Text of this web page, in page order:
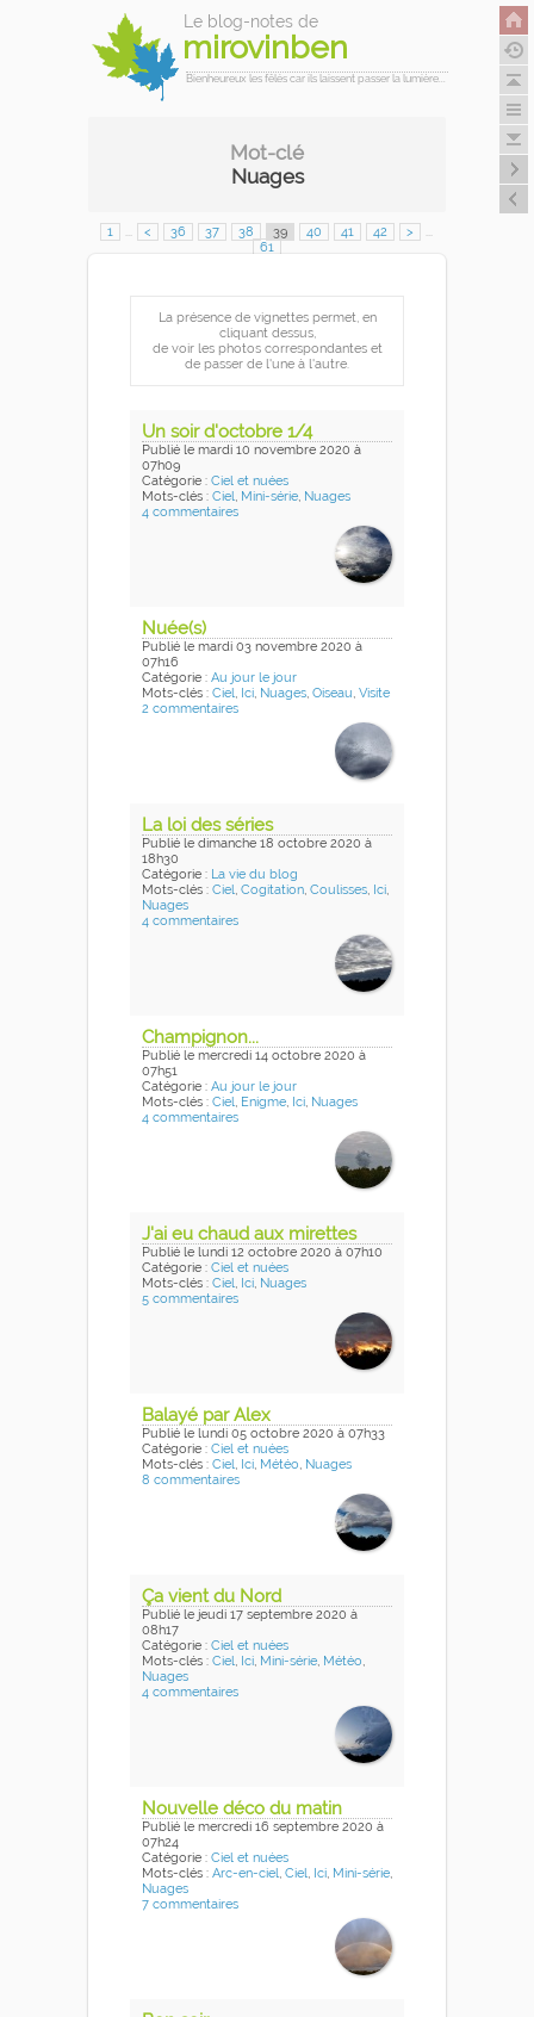
Le blog-notes de
mirovinben
Bienheureux les fêlés car ils laissent passer la lumière...
Mot-clé
Nuages
1 ... < 36 37 38 39 40 41 42 >
...
61
La présence de vignettes permet, en
cliquant dessus,
de voir les photos correspondantes et
de passer de l'une à l'autre.
Un soir d'octobre 1/4
Publié le mardi 10 novembre 2020 à
07h09
Catégorie : Ciel et nuées
Mots-clés : Ciel, Mini-série, Nuages
4 commentaires
Nuée(s)
Publié le mardi 03 novembre 2020 à
07h16
Catégorie : Au jour le jour
Mots-clés : Ciel, Ici, Nuages, Oiseau, Visite
2 commentaires
La loi des séries
Publié le dimanche 18 octobre 2020 à
18h30
Catégorie : La vie du blog
Mots-clés : Ciel, Cogitation, Coulisses, Ici,
Nuages
4 commentaires
Champignon...
Publié le mercredi 14 octobre 2020 à
07h51
Catégorie : Au jour le jour
Mots-clés : Ciel, Enigme, Ici, Nuages
4 commentaires
J'ai eu chaud aux mirettes
Publié le lundi 12 octobre 2020 à 07h10
Catégorie : Ciel et nuées
Mots-clés : Ciel, Ici, Nuages
5 commentaires
Balayé par Alex
Publié le lundi 05 octobre 2020 à 07h33
Catégorie : Ciel et nuées
Mots-clés : Ciel, Ici, Météo, Nuages
8 commentaires
Ça vient du Nord
Publié le jeudi 17 septembre 2020 à
08h17
Catégorie : Ciel et nuées
Mots-clés : Ciel, Ici, Mini-série, Météo,
Nuages
4 commentaires
Nouvelle déco du matin
Publié le mercredi 16 septembre 2020 à
07h24
Catégorie : Ciel et nuées
Mots-clés : Arc-en-ciel, Ciel, Ici, Mini-série,
Nuages
7 commentaires